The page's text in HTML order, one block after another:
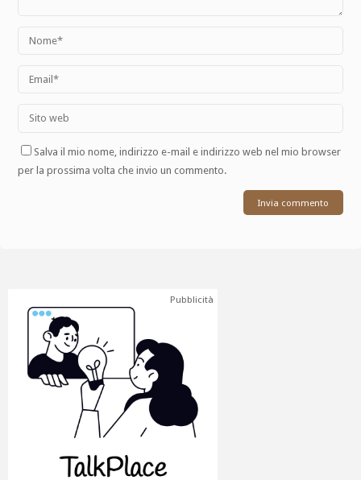
Salva il mio nome, indirizzo e-mail e indirizzo web nel mio browser
per la prossima volta che invio un commento.
Pubblicità